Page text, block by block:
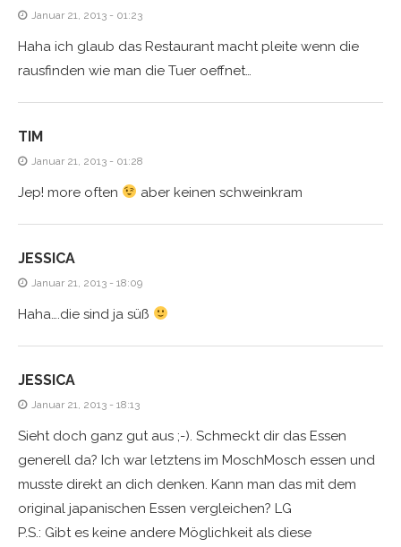
Januar 21, 2013 - 01:23
Haha ich glaub das Restaurant macht pleite wenn die
rausfinden wie man die Tuer oeffnet…
TIM
Januar 21, 2013 - 01:28
Jep! more often aber keinen schweinkram
JESSICA
Januar 21, 2013 - 18:09
Haha….die sind ja süß
JESSICA
Januar 21, 2013 - 18:13
Sieht doch ganz gut aus ;-). Schmeckt dir das Essen
generell da? Ich war letztens im MoschMosch essen und
musste direkt an dich denken. Kann man das mit dem
original japanischen Essen vergleichen? LG
P.S.: Gibt es keine andere Möglichkeit als diese